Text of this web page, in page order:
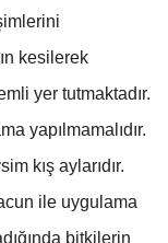
kesilerek
yer tutmaktadır.
yapılmamalıdır.
kış aylarıdır.
ile uygulama
bitkilerin